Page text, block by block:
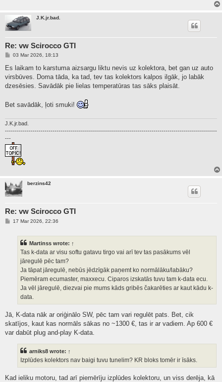
J.K.jr.bad.
Re: vw Scirocco GTI
P
s
03 Mar 2026, 18:13
Es laikam to karstuma aizsargu liktu nevis uz kolektora, bet gan uz auto
virsbūves. Doma tāda, ka tad, tev tas kolektors kalpos ilgāk, jo labāk
dzesēsies. Savādāk pie lielas temperatūras tas sāks plaisāt.
Bet savādāk, ļoti smuki!
J.K.jr.bad.
-----------------------------------------------------------------------------------------------------------
---
berzins42
Re: vw Scirocco GTI
P17 Mar 2026, 22:36
Martinss wrote: ↑
Tas k-data ar visu softu gatavu tirgo vai arī tev tas pasākums vēl
jāregulē pēc tam?
Ja tāpat jāregulē, nebūs jēdzīgāk paņemt ko normālāku/labāku?
Piemēram ecumaster, maxxecu. Ciparos izskatās tuvu tam k-data ecu.
Ja vēl jāregulē, diezvai pie mums kāds gribēs čakarēties ar kaut kādu k-
data.
Jā, K-data nāk ar oriģinālo SW, pēc tam vari regulēt pats. Bet, cik
skatījos, kaut kas normāls sākas no ~1300 €, tas ir ar vadiem. Ap 600 €
var dabūt plug and-play K-data.
arniks8 wrote: ↑
Izplūdes kolektors nav baigi tuvu tunelim? KR bloks tomēr ir īsāks.
Kad ieliku motoru, tad arī piemērīju izplūdes kolektoru, un viss derēja, kā